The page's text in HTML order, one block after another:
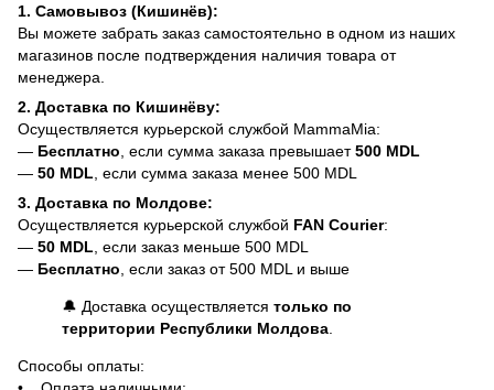
1. Самовывоз (Кишинёв):
Вы можете забрать заказ самостоятельно в одном из наших
магазинов после подтверждения наличия товара от
менеджера.
2. Доставка по Кишинёву:
Осуществляется курьерской службой MammaMia:
— Бесплатно , если сумма заказа превышает500 MDL
— 50 MDL , если сумма заказа менее 500 MDL
3. Доставка по Молдове:
Осуществляется курьерской службой FAN Courier:
— 50 MDL , если заказ меньше 500 MDL
— Бесплатно , если заказ от 500 MDL и выше
🔔 Доставка осуществляется только по
территории Республики Молдова
Способы оплаты: